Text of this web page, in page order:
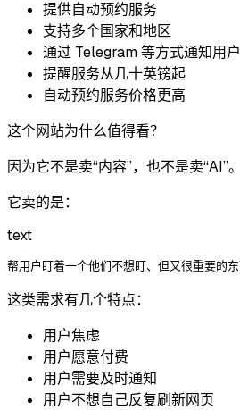
提供自动预约服务
支持多个国家和地区
通过 Telegram 等方式通知用户
提醒服务从几十英镑起
自动预约服务价格更高
这个网站为什么值得看？
因为它不是卖“内容”，也不是卖“AI”。
它卖的是：
text
这类需求有几个特点：
用户焦虑
用户愿意付费
用户需要及时通知
用户不想自己反复刷新网页